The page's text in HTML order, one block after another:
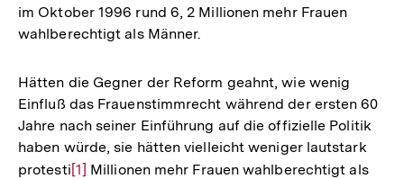
im Oktober 1996 rund 6, 2 Millionen mehr Frauen
wahlberechtigt als Männer.
Hätten die Gegner der Reform geahnt, wie wenig
Einfluß das Frauenstimmrecht während der ersten 60
Jahre nach seiner Einführung auf die offizielle Politik
haben würde, sie hätten vielleicht weniger lautstark
protestiZur
[1] Millionen mehr Frauen wahlberechtigt als